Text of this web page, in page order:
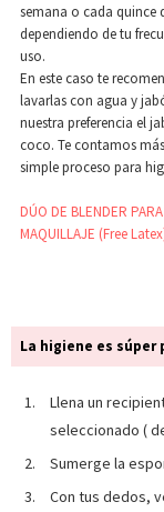
semana o cada quince
dependiendo de tu
uso.
En este caso te
lavarlas con agua y
nuestra preferencia el
coco. Te contamos
simple proceso para
DÚO DE BLENDER PARA
MAQUILLAJE (Free
La higiene es
Llena un
seleccionado (
Sumerge la
Con tus dedos,